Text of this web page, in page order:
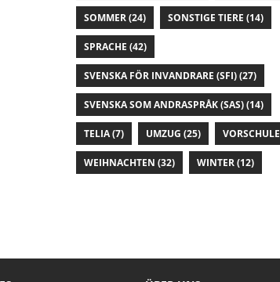
SOMMER(24) SONSTIGE TIERE (14)
SPRACHE (42)
SVENSKA FÖR INVANDRARE (SFI)(27)
SVENSKA SOM ANDRASPRÅK (SAS)(14)
TELIA(7) UMZUG (25) VORSCHULE
WEIHNACHTEN (32) WINTER(12)